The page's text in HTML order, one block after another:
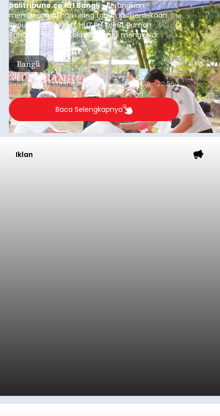
balitribune.co.id I Bangli -Serangkian
memperingati hari ulang tahun Kemerdekaan
Republik Indonesia ( HUT RI) ke-81, Rumah
Tahanan Negara Kelas II B Bangli menggelar
kegiatan pemeriksaan kesehatan gratis, Rabu
(6/8/2026).
Bangli
Submitted bycontributor Thu, 08/06/2026 - 20:56
Baca Selengkapnya
Iklan